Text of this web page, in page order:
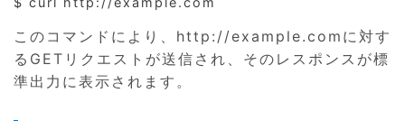
このコマンドにより、http://example.comに対す
るGETリクエストが送信され、そのレスポンスが標
準出力に表示されます。